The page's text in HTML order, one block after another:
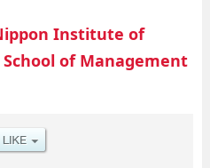
và thông tin cần thiết
School of
về từng khoa nghiên cứu, thông tin
tuyển sinh, số lượng trúng tuyển, cở
Institute of
of Management